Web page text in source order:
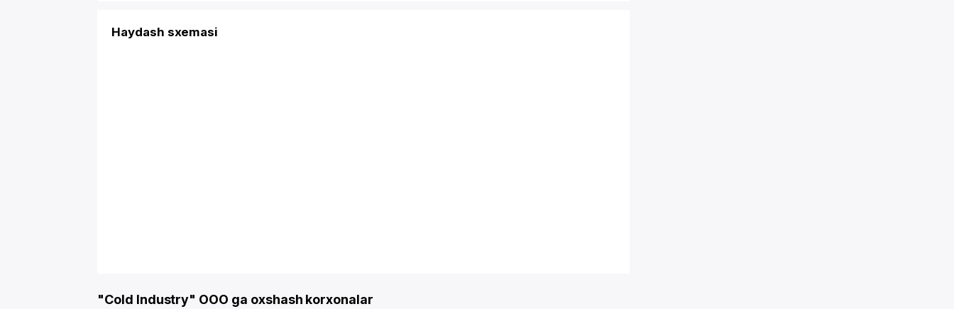
Haydash sxemasi
"Cold Industry" OOO ga oxshash korxonalar